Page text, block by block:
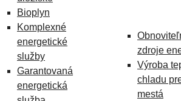
Bioplyn
Komplexné
energetické
služby
Garantovaná
energetická
zdroje
Výroba
chladu
mestá